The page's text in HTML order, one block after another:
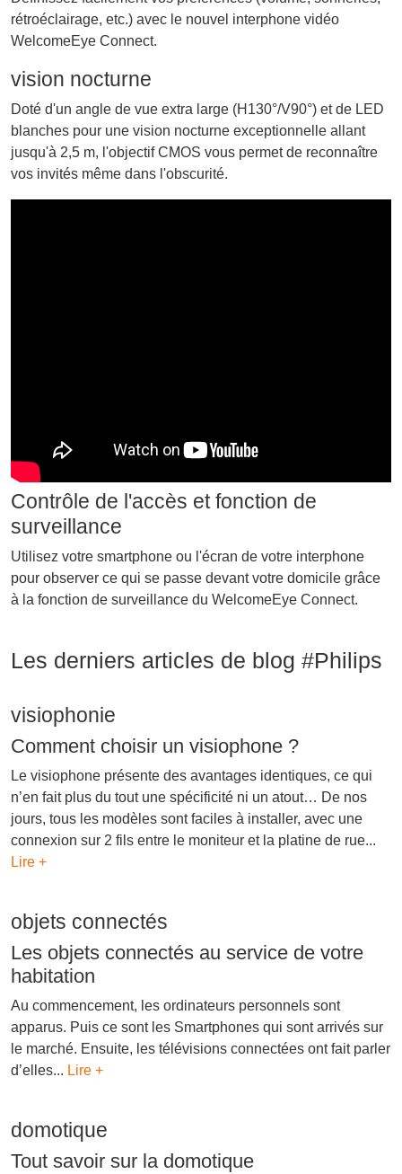
rétroéclairage, etc.) avec le nouvel interphone vidéo
WelcomeEye Connect.
vision nocturne
Doté d'un angle de vue extra large (H130°/V90°) et de LED
blanches pour une vision nocturne exceptionnelle allant
jusqu'à 2,5 m, l'objectif CMOS vous permet de reconnaître
vos invités même dans l'obscurité.
Contrôle de l'accès et fonction de
surveillance
Utilisez votre smartphone ou l'écran de votre interphone
pour observer ce qui se passe devant votre domicile grâce
à la fonction de surveillance du WelcomeEye Connect.
Les derniers articles de blog #Philips
visiophonie
Comment choisir un visiophone ?
Le visiophone présente des avantages identiques, ce qui
n’en fait plus du tout une spécificité ni un atout… De nos
jours, tous les modèles sont faciles à installer, avec une
connexion sur 2 fils entre le moniteur et la platine de rue...
Lire +
objets connectés
Les objets connectés au service de votre
habitation
Au commencement, les ordinateurs personnels sont
apparus. Puis ce sont les Smartphones qui sont arrivés sur
le marché. Ensuite, les télévisions connectées ont fait parler
d’elles... Lire +
domotique
Tout savoir sur la domotique